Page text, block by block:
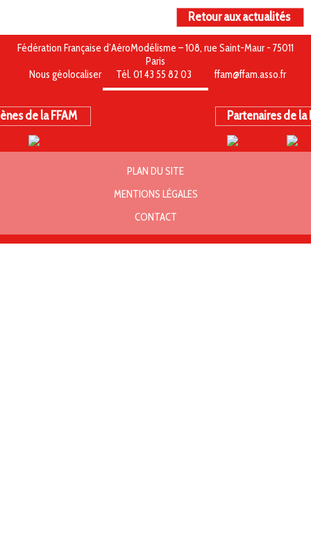
Retour aux actualités
Fédération Française d’AéroModélisme – 108, rue Saint-Maur - 75011
Paris
Nous géolocaliser
Tél. 01 43 55 82 03 ffam@ffam.asso.fr
de la FFAM Partenaires de la
PLAN DU SITE
MENTIONS LÉGALES
CONTACT